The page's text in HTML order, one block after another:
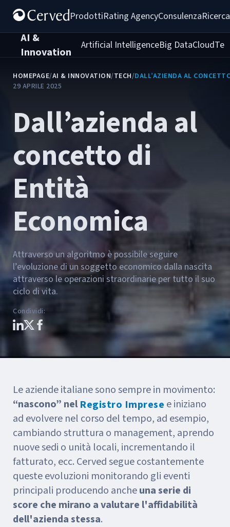
ProdottiRating AgencyConsulenza
AI &
Innovation
Artificial IntelligenceBig DataCloud
HOMEPAGE/AI & INNOVATION/TECH/DALL’AZIENDA AL
29 APRILE 2025
Dall’azienda al
concetto di
Entità
Economica
Attraverso un algoritmo è possibile seguire
l’evoluzione di un soggetto economico dalla nascita
attraverso le operazioni straordinarie per tutto il suo
ciclo di vita.
Condividi:
Le aziende italiane sono sempre in movimento:
“nascono” nel Registro Imprese e iniziano
ad evolvere nel corso del tempo, ad esempio,
cambiando struttura o management, aprendo
nuove sedi o unità locali, incrementando il
fatturato, ecc. Cerved segue costantemente
queste evoluzioni monitorando gli eventi
principali producendo ancheuna serie di
score che mirano a valutare l'affidabilità
dell'azienda stessa.